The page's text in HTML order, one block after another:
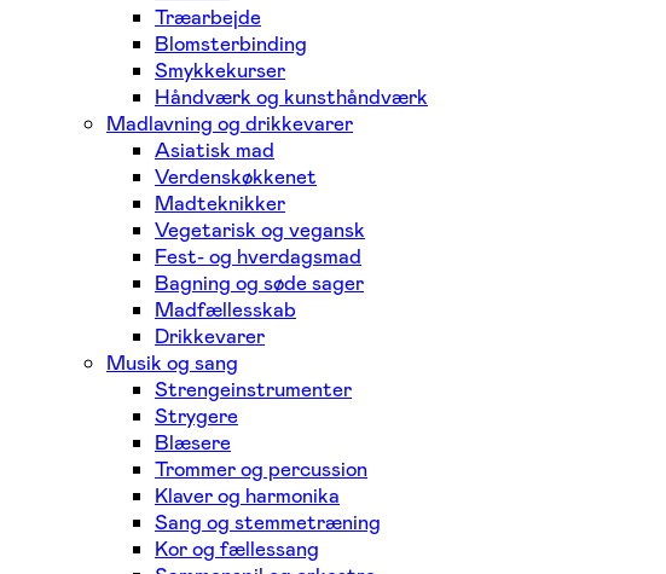
Træarbejde
Blomsterbinding
Smykkekurser
Håndværk og kunsthåndværk
Madlavning og drikkevarer
Asiatisk mad
Verdenskøkkenet
Madteknikker
Vegetarisk og vegansk
Fest- og hverdagsmad
Bagning og søde sager
Madfællesskab
Drikkevarer
Musik og sang
Strengeinstrumenter
Strygere
Blæsere
Trommer og percussion
Klaver og harmonika
Sang og stemmetræning
Kor og fællessang